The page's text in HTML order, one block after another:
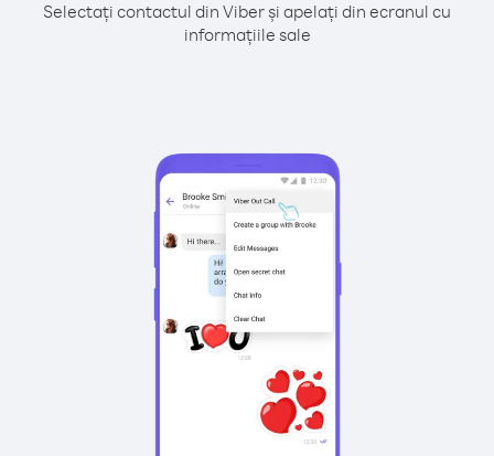
Selectați contactul din Viber și apelați din ecranul cu
informațiile sale